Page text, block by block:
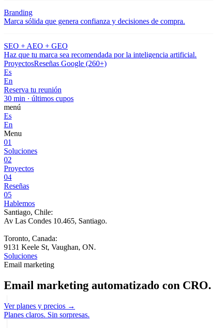
Branding
Marca sólida que genera confianza y decisiones de compra.
SEO + AEO + GEO
Haz que tu marca sea recomendada por la inteligencia artificial.
ProyectosReseñas Google (260+)
Es
En
Reserva tu reunión
30 min · últimos cupos
menú
Es
En
Menu
01
Soluciones
02
Proyectos
04
Reseñas
05
Hablemos
Santiago, Chile:
Av Las Condes 10.465, Santiago.
Toronto, Canada:
9131 Keele St, Vaughan, ON.
Soluciones
Email marketing
Email marketing automatizado con CRO.
Ver planes y precios →
Planes claros. Sin sorpresas.